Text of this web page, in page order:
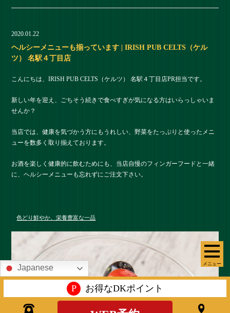
メニュー
2020.01.22
ヘルシーメニューも揃っています | IRISH PUB CELTS（ケル
ツ） 名駅４丁目店
こんにちは、IRISH PUB CELTS（ケルツ） 名駅４丁目店PR担当です。
新しい年を迎え、ごちそう続きで食べすぎが気になる方はいらっしゃいま
せんか？
当店では、健康を気づかう方にもうれしい、野菜をたっぷりと使ったメニ
ューを数多く取り揃えております。
お酒を楽しく健康的に飲むためにも、当店自慢のフィンガーフードと一緒
に、ヘルシーメニューも忘れずにご注文下さい。
色どり鮮やか、栄養豊富な一品
Japanese
P お得なDKポイント